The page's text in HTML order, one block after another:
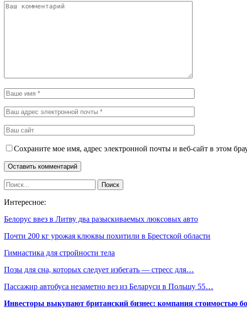
Сохраните мое имя, адрес электронной почты и веб-сайт в этом
Интересное:
Белорус ввез в Литву два разыскиваемых люксовых авто
Почти 200 кг урожая клюквы похитили в Брестской области
Гимнастика для стройности тела
Позы для сна, которых следует избегать — стресс для…
Пассажир автобуса незаметно вез из Беларуси в Польшу 55…
Инвесторы выкупают британский бизнес: компания стоимостью